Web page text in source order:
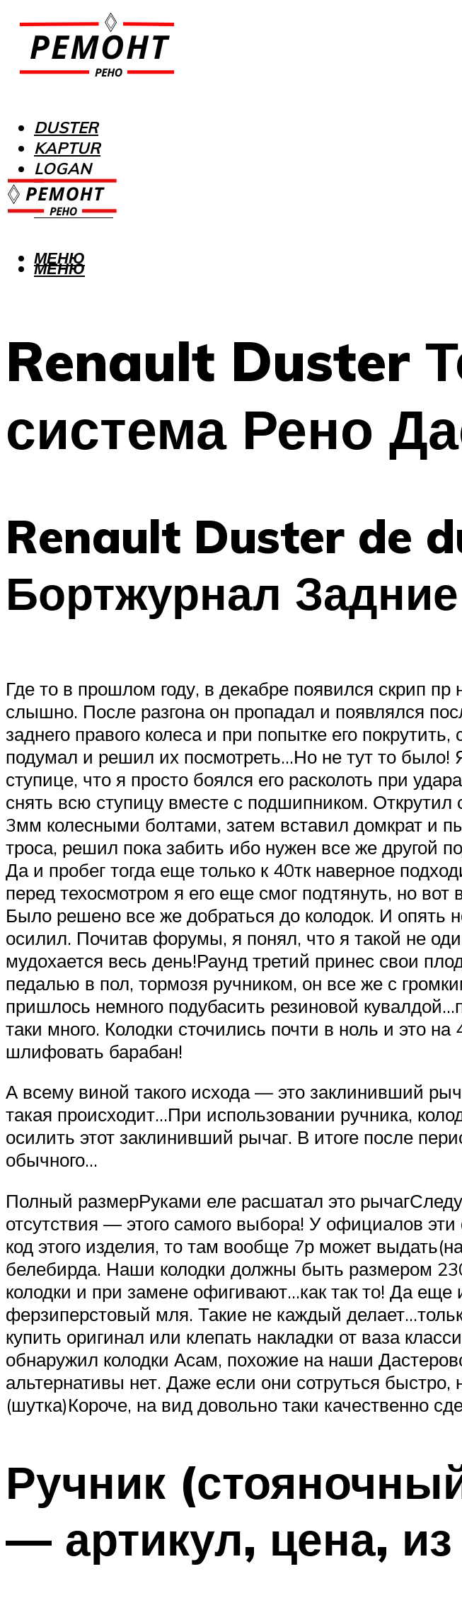
DUSTER
KAPTUR
LOGAN
MEGANE
SANDERO
МЕНЮ
МЕНЮ
Renault Duster
система Рено
Renault Duster de
Бортжурнал
Где то в прошлом году, в декабре появился скрип
слышно. После разгона он пропадал и появлялся
заднего правого колеса и при попытке его
подумал и решил их посмотреть…Но не тут то было!
ступице, что я просто боялся его расколоть при
снять всю ступицу вместе с подшипником. Открутил
3мм колесными болтами, затем вставил домкрат и
троса, решил пока забить ибо нужен все же другой
Да и пробег тогда еще только к 40тк наверное
перед техосмотром я его еще смог подтянуть, но
Было решено все же добраться до колодок. И опять
осилил. Почитав форумы, я понял, что я такой не
мудохается весь день!Раунд третий принес свои
педалью в пол, тормозя ручником, он все же с
пришлось немного подубасить резиновой
таки много. Колодки сточились почти в ноль и это
шлифовать барабан!
А всему виной такого исхода — это заклинивший
такая происходит…При использовании ручника,
осилить этот заклинивший рычаг. В итоге после
обычного…
Полный размерРуками еле расшатал это
отсутствия — этого самого выбора! У официалов
код этого изделия, то там вообще 7р может
белебирда. Наши колодки должны быть размером
колодки и при замене офигивают…как так то! Да еще
ферзиперстовый мля. Такие не каждый
купить оригинал или клепать накладки от ваза
обнаружил колодки Асам, похожие на наши
альтернативы нет. Даже если они сотруться
(шутка)Короче, на вид довольно таки качественно
Ручник
— артикул, цена, из